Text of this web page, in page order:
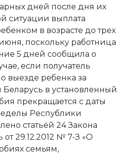
дней после дня их
ситуации выплата
в возрасте до трех
поскольку работница
5 дней сообщила о
если получатель
выезде ребенка за
в установленный
прекращается с даты
Республики
статьёй 24 Закона
29.12.2012 № 7-З «О
семьям,